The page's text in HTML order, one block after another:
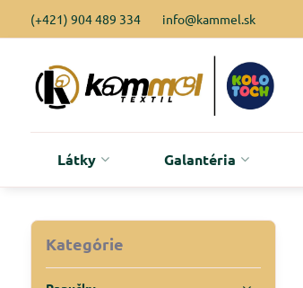
(+421) 904 489 334 info@kammel.sk
Látky Galantéria
Kategórie